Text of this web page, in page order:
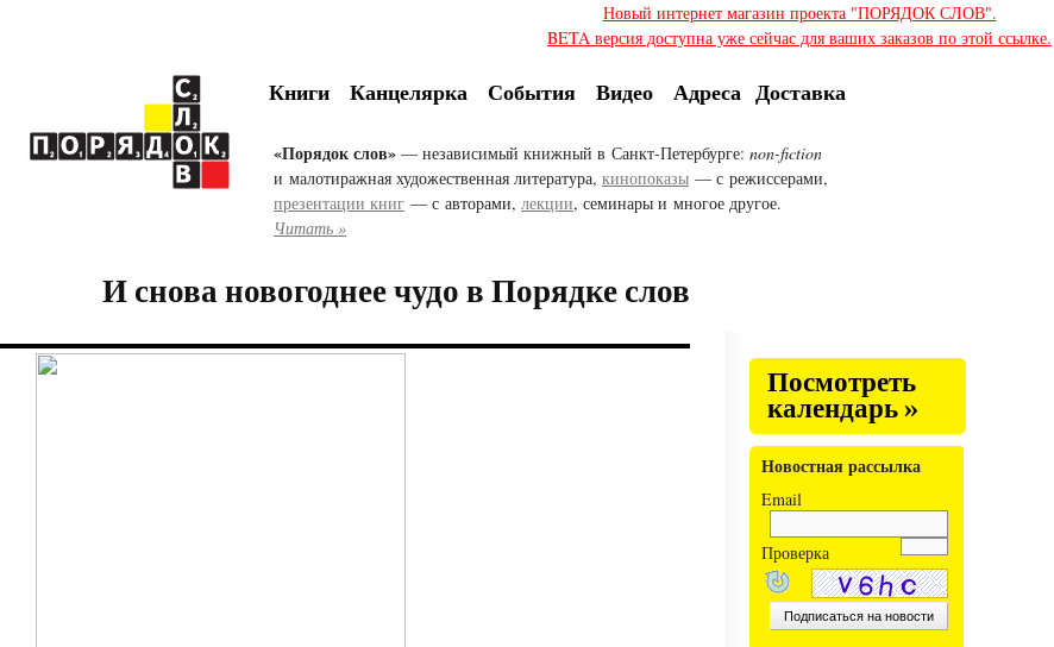
Новый интернет магазин проекта "ПОРЯДОК СЛОВ".
BETA версия доступна уже сейчас для ваших заказов по этой ссылке.
Книги Канцелярка События Видео Адреса Доставка
«Порядок слов» — независимый книжный в Санкт-Петербурге: non-fiction
и малотиражная художественная литература, кинопоказы — с режиссерами,
презентации книг — с авторами, лекции, семинары и многое другое.
Читать »
И снова новогоднее чудо в Порядке слов
Посмотреть
календарь »
Новостная рассылка
Email
Проверка